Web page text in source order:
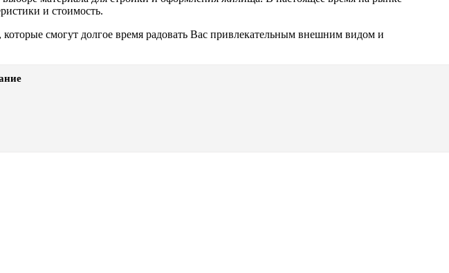
и стоимость.
смогут долгое время радовать Вас привлекательным внешним видом и